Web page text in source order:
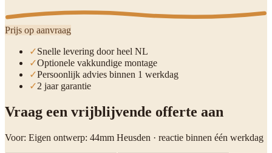
Prijs op aanvraag
✓Snelle levering door heel NL
✓Optionele vakkundige montage
✓Persoonlijk advies binnen 1 werkdag
✓2 jaar garantie
Vraag een vrijblijvende offerte aan
Voor: Eigen ontwerp: 44mm Heusden · reactie binnen één werkdag